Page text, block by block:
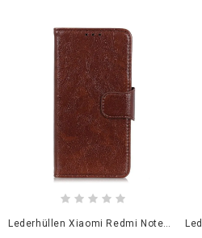
Lederhüllen Xiaomi Redmi Note 14 Pro 5g Nappa-Leder Mit Struktur